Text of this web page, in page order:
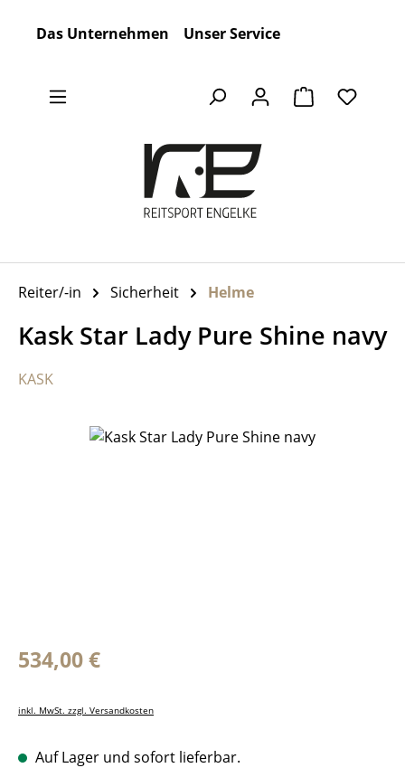
Das Unternehmen Unser Service
Warenkorb
Reiter/-in Sicherheit Helme
Kask Star Lady Pure Shine navy
KASK
Bildergalerie überspringen
Regulärer Preis:
534,00 €
inkl. MwSt. zzgl. Versandkosten
Auf Lager und sofort lieferbar.